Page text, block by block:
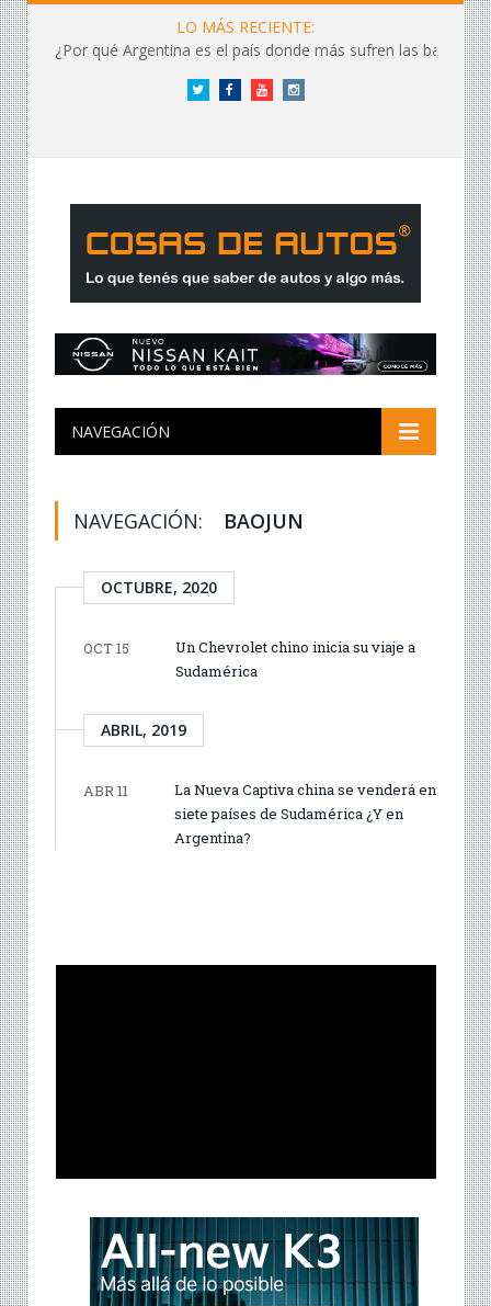
LO MÁS RECIENTE:
¿Por qué Argentina es el país donde más sufren las baterías?
Twitter FacebookYouTubeInstagram
NAVEGACIÓN
NAVEGACIÓN: BAOJUN
OCTUBRE, 2020
OCT 15
Un Chevrolet chino inicia su viaje a
Sudamérica
ABRIL, 2019
ABR 11
La Nueva Captiva china se venderá en
siete países de Sudamérica ¿Y en
Argentina?